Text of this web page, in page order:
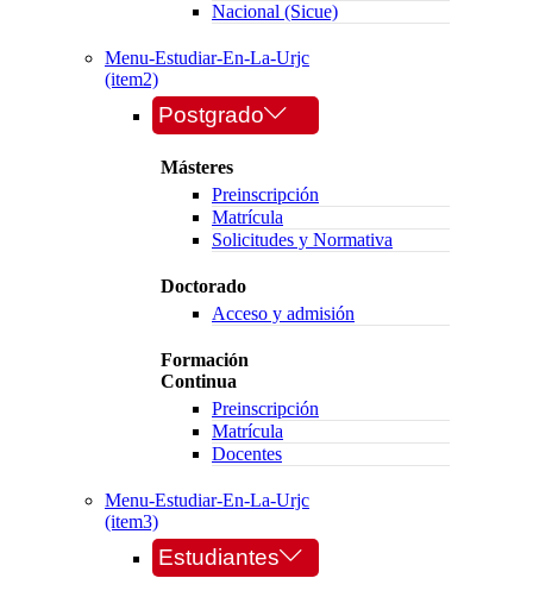
Nacional (Sicue)
Menu-Estudiar-En-La-Urjc
(item2)
Postgrado
Másteres
Preinscripción
Matrícula
Solicitudes y Normativa
Doctorado
Acceso y admisión
Formación
Continua
Preinscripción
Matrícula
Docentes
Menu-Estudiar-En-La-Urjc
(item3)
Estudiantes